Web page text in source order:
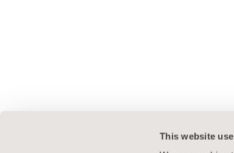
This website